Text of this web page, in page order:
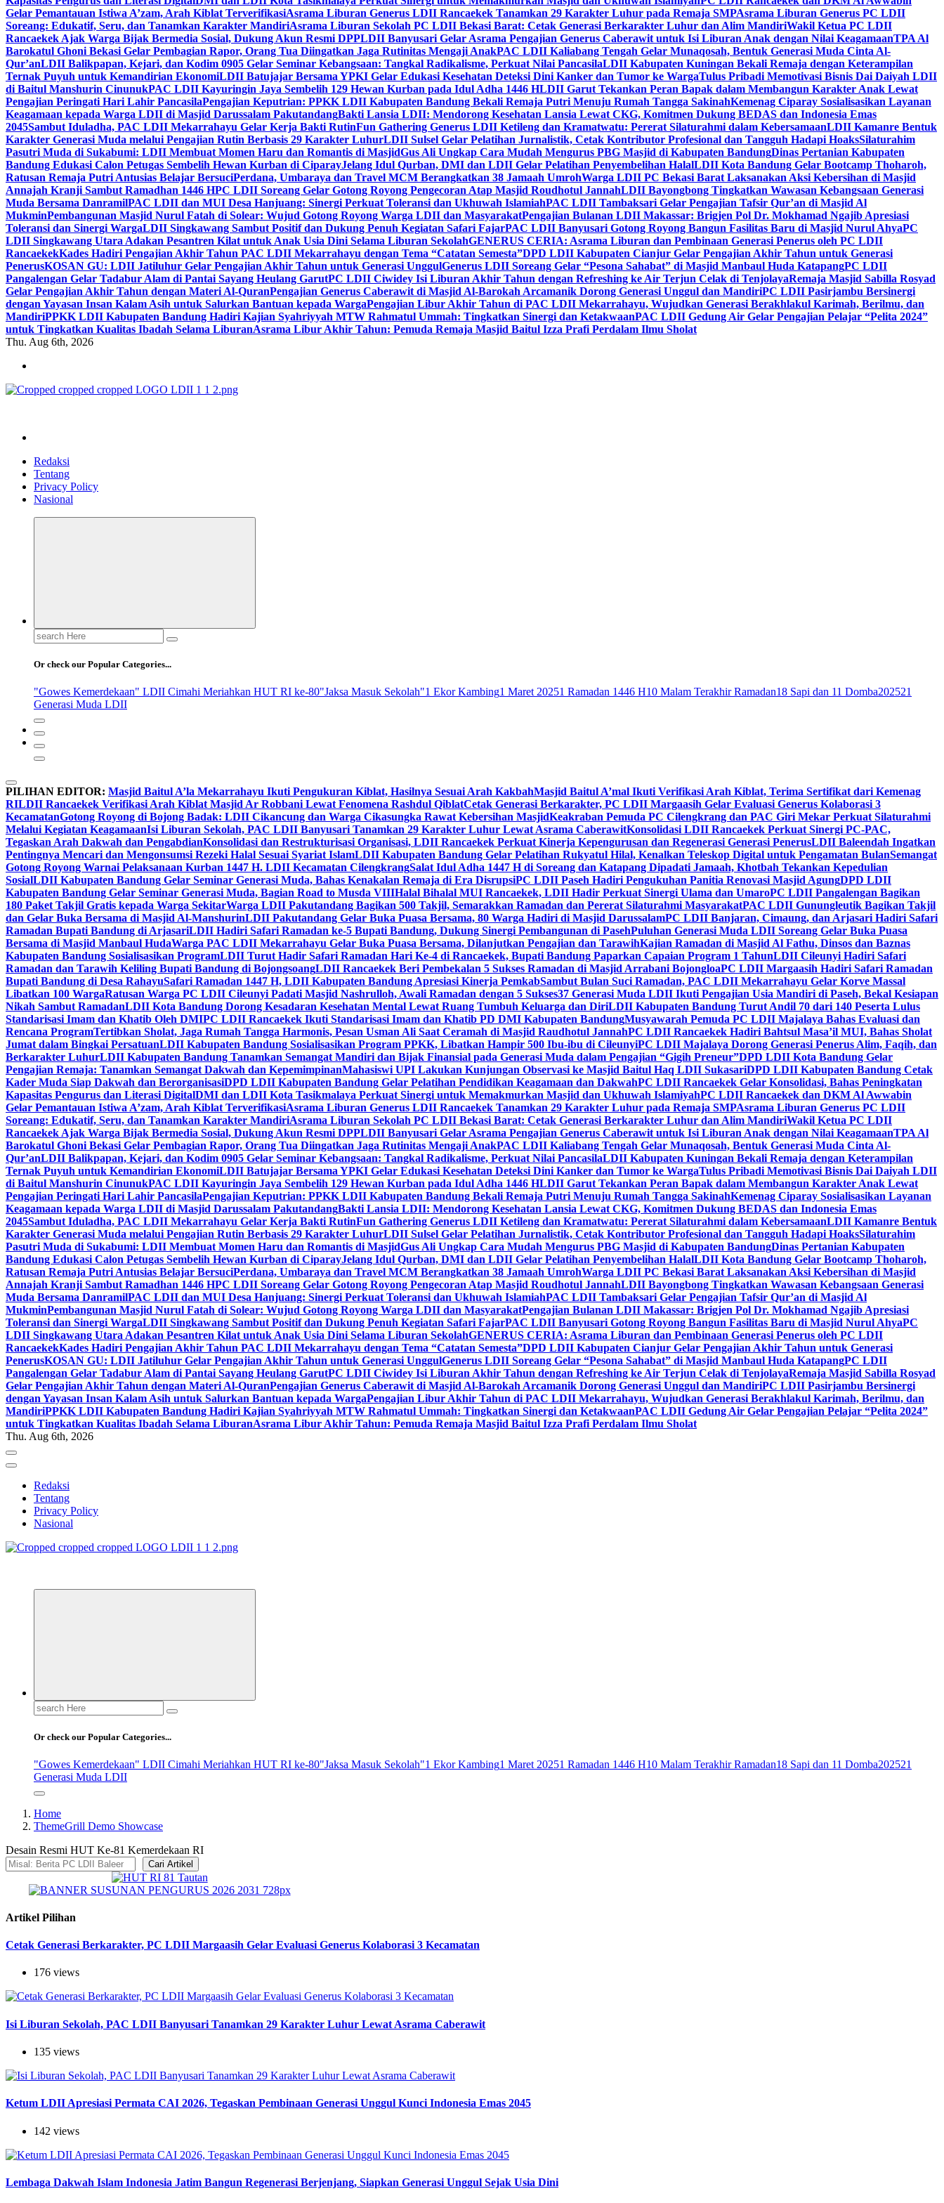
Gelar Pemantauan Istiwa A’zam, Arah Kiblat TerverifikasiAsrama Liburan Generus LDII Rancaekek Tanamkan 29 Karakter Luhur pada Remaja SMPAsrama Liburan Generus PC LDII
Soreang: Edukatif, Seru, dan Tanamkan Karakter MandiriAsrama Liburan Sekolah PC LDII Bekasi Barat: Cetak Generasi Berkarakter Luhur dan Alim MandiriWakil Ketua PC LDII
Rancaekek Ajak Warga Bijak Bermedia Sosial, Dukung Akun Resmi DPPLDII Banyusari Gelar Asrama Pengajian Generus Caberawit untuk Isi Liburan Anak dengan Nilai KeagamaanTPA Al
Barokatul Ghoni Bekasi Gelar Pembagian Rapor, Orang Tua Diingatkan Jaga Rutinitas Mengaji AnakPAC LDII Kaliabang Tengah Gelar Munaqosah, Bentuk Generasi Muda Cinta Al-
Qur’anLDII Balikpapan, Kejari, dan Kodim 0905 Gelar Seminar Kebangsaan: Tangkal Radikalisme, Perkuat Nilai PancasilaLDII Kabupaten Kuningan Bekali Remaja dengan Keterampilan
Ternak Puyuh untuk Kemandirian EkonomiLDII Batujajar Bersama YPKI Gelar Edukasi Kesehatan Deteksi Dini Kanker dan Tumor ke WargaTulus Pribadi Memotivasi Bisnis Dai Daiyah LDII
di Baitul Manshurin CinunukPAC LDII Kayuringin Jaya Sembelih 129 Hewan Kurban pada Idul Adha 1446 HLDII Garut Tekankan Peran Bapak dalam Membangun Karakter Anak Lewat
Pengajian Peringati Hari Lahir PancasilaPengajian Keputrian: PPKK LDII Kabupaten Bandung Bekali Remaja Putri Menuju Rumah Tangga SakinahKemenag Ciparay Sosialisasikan Layanan
Keagamaan kepada Warga LDII di Masjid Darussalam PakutandangBakti Lansia LDII: Mendorong Kesehatan Lansia Lewat CKG, Komitmen Dukung BEDAS dan Indonesia Emas
2045Sambut Iduladha, PAC LDII Mekarrahayu Gelar Kerja Bakti RutinFun Gathering Generus LDII Ketileng dan Kramatwatu: Pererat Silaturahmi dalam KebersamaanLDII Kamanre Bentuk
Karakter Generasi Muda melalui Pengajian Rutin Berbasis 29 Karakter LuhurLDII Sulsel Gelar Pelatihan Jurnalistik, Cetak Kontributor Profesional dan Tangguh Hadapi HoaksSilaturahim
Pasutri Muda di Sukabumi: LDII Membuat Momen Haru dan Romantis di MasjidGus Ali Ungkap Cara Mudah Mengurus PBG Masjid di Kabupaten BandungDinas Pertanian Kabupaten
Bandung Edukasi Calon Petugas Sembelih Hewan Kurban di CiparayJelang Idul Qurban, DMI dan LDII Gelar Pelatihan Penyembelihan HalalLDII Kota Bandung Gelar Bootcamp Thoharoh,
Ratusan Remaja Putri Antusias Belajar BersuciPerdana, Umbaraya dan Travel MCM Berangkatkan 38 Jamaah UmrohWarga LDII PC Bekasi Barat Laksanakan Aksi Kebersihan di Masjid
Annajah Kranji Sambut Ramadhan 1446 HPC LDII Soreang Gelar Gotong Royong Pengecoran Atap Masjid Roudhotul JannahLDII Bayongbong Tingkatkan Wawasan Kebangsaan Generasi
Muda Bersama DanramilPAC LDII dan MUI Desa Hanjuang: Sinergi Perkuat Toleransi dan Ukhuwah IslamiahPAC LDII Tambaksari Gelar Pengajian Tafsir Qur’an di Masjid Al
MukminPembangunan Masjid Nurul Fatah di Solear: Wujud Gotong Royong Warga LDII dan MasyarakatPengajian Bulanan LDII Makassar: Brigjen Pol Dr. Mokhamad Ngajib Apresiasi
Toleransi dan Sinergi WargaLDII Singkawang Sambut Positif dan Dukung Penuh Kegiatan Safari FajarPAC LDII Banyusari Gotong Royong Bangun Fasilitas Baru di Masjid Nurul AhyaPC
LDII Singkawang Utara Adakan Pesantren Kilat untuk Anak Usia Dini Selama Liburan SekolahGENERUS CERIA: Asrama Liburan dan Pembinaan Generasi Penerus oleh PC LDII
RancaekekKades Hadiri Pengajian Akhir Tahun PAC LDII Mekarrahayu dengan Tema “Catatan Semesta”DPD LDII Kabupaten Cianjur Gelar Pengajian Akhir Tahun untuk Generasi
PenerusKOSAN GU: LDII Jatiluhur Gelar Pengajian Akhir Tahun untuk Generasi UnggulGenerus LDII Soreang Gelar “Pesona Sahabat” di Masjid Manbaul Huda KatapangPC LDII
Pangalengan Gelar Tadabur Alam di Pantai Sayang Heulang GarutPC LDII Ciwidey Isi Liburan Akhir Tahun dengan Refreshing ke Air Terjun Celak di TenjolayaRemaja Masjid Sabilla Rosyad
Gelar Pengajian Akhir Tahun dengan Materi Al-QuranPengajian Generus Caberawit di Masjid Al-Barokah Arcamanik Dorong Generasi Unggul dan MandiriPC LDII Pasirjambu Bersinergi
dengan Yayasan Insan Kalam Asih untuk Salurkan Bantuan kepada WargaPengajian Libur Akhir Tahun di PAC LDII Mekarrahayu, Wujudkan Generasi Berakhlakul Karimah, Berilmu, dan
MandiriPPKK LDII Kabupaten Bandung Hadiri Kajian Syahriyyah MTW Rahmatul Ummah: Tingkatkan Sinergi dan KetakwaanPAC LDII Gedung Air Gelar Pengajian Pelajar “Pelita 2024”
untuk Tingkatkan Kualitas Ibadah Selama LiburanAsrama Libur Akhir Tahun: Pemuda Remaja Masjid Baitul Izza Prafi Perdalam Ilmu Sholat
Thu. Aug 6th, 2026
Redaksi
Tentang
Privacy Policy
Nasional
Search
for:
Or check our Popular Categories...
"Gowes Kemerdekaan" LDII Cimahi Meriahkan HUT RI ke-80"Jaksa Masuk Sekolah"1 Ekor Kambing1 Maret 20251 Ramadan 1446 H10 Malam Terakhir Ramadan18 Sapi dan 11 Domba202521
Generasi Muda LDII
PILIHAN EDITOR: Masjid Baitul A’la Mekarrahayu Ikuti Pengukuran Kiblat, Hasilnya Sesuai Arah KakbahMasjid Baitul A’mal Ikuti Verifikasi Arah Kiblat, Terima Sertifikat dari Kemenag
RILDII Rancaekek Verifikasi Arah Kiblat Masjid Ar Robbani Lewat Fenomena Rashdul QiblatCetak Generasi Berkarakter, PC LDII Margaasih Gelar Evaluasi Generus Kolaborasi 3
KecamatanGotong Royong di Bojong Badak: LDII Cikancung dan Warga Cikasungka Rawat Kebersihan MasjidKeakraban Pemuda PC Cilengkrang dan PAC Giri Mekar Perkuat Silaturahmi
Melalui Kegiatan KeagamaanIsi Liburan Sekolah, PAC LDII Banyusari Tanamkan 29 Karakter Luhur Lewat Asrama CaberawitKonsolidasi LDII Rancaekek Perkuat Sinergi PC-PAC,
Tegaskan Arah Dakwah dan PengabdianKonsolidasi dan Restrukturisasi Organisasi, LDII Rancaekek Perkuat Kinerja Kepengurusan dan Regenerasi Generasi PenerusLDII Baleendah Ingatkan
Pentingnya Mencari dan Mengonsumsi Rezeki Halal Sesuai Syariat IslamLDII Kabupaten Bandung Gelar Pelatihan Rukyatul Hilal, Kenalkan Teleskop Digital untuk Pengamatan BulanSemangat
Gotong Royong Warnai Pelaksanaan Kurban 1447 H. LDII Kecamatan CilengkrangSalat Idul Adha 1447 H di Soreang dan Katapang Dipadati Jamaah, Khotbah Tekankan Kepedulian
SosialLDII Kabupaten Bandung Gelar Seminar Generasi Muda, Bahas Kenakalan Remaja di Era DisrupsiPC LDII Paseh Hadiri Pengukuhan Panitia Renovasi Masjid AgungDPD LDII
Kabupaten Bandung Gelar Seminar Generasi Muda, Bagian Road to Musda VIIIHalal Bihalal MUI Rancaekek, LDII Hadir Perkuat Sinergi Ulama dan UmaroPC LDII Pangalengan Bagikan
180 Paket Takjil Gratis kepada Warga SekitarWarga LDII Pakutandang Bagikan 500 Takjil, Semarakkan Ramadan dan Pererat Silaturahmi MasyarakatPAC LDII Gunungleutik Bagikan Takjil
dan Gelar Buka Bersama di Masjid Al-ManshurinLDII Pakutandang Gelar Buka Puasa Bersama, 80 Warga Hadiri di Masjid DarussalamPC LDII Banjaran, Cimaung, dan Arjasari Hadiri Safari
Ramadan Bupati Bandung di ArjasariLDII Hadiri Safari Ramadan ke-5 Bupati Bandung, Dukung Sinergi Pembangunan di PasehPuluhan Generasi Muda LDII Soreang Gelar Buka Puasa
Bersama di Masjid Manbaul HudaWarga PAC LDII Mekarrahayu Gelar Buka Puasa Bersama, Dilanjutkan Pengajian dan TarawihKajian Ramadan di Masjid Al Fathu, Dinsos dan Baznas
Kabupaten Bandung Sosialisasikan ProgramLDII Turut Hadir Safari Ramadan Hari Ke-4 di Rancaekek, Bupati Bandung Paparkan Capaian Program 1 TahunLDII Cileunyi Hadiri Safari
Ramadan dan Tarawih Keliling Bupati Bandung di BojongsoangLDII Rancaekek Beri Pembekalan 5 Sukses Ramadan di Masjid Arrabani BojongloaPC LDII Margaasih Hadiri Safari Ramadan
Bupati Bandung di Desa RahayuSafari Ramadan 1447 H, LDII Kabupaten Bandung Apresiasi Kinerja PemkabSambut Bulan Suci Ramadan, PAC LDII Mekarrahayu Gelar Korve Massal
Libatkan 100 WargaRatusan Warga PC LDII Cileunyi Padati Masjid Nashrulloh, Awali Ramadan dengan 5 Sukses37 Generasi Muda LDII Ikuti Pengajian Usia Mandiri di Paseh, Bekal Kesiapan
Nikah Sambut RamadanLDII Kota Bandung Dorong Kesadaran Kesehatan Mental Lewat Ruang Tumbuh Keluarga dan DiriLDII Kabupaten Bandung Turut Andil 70 dari 140 Peserta Lulus
Standarisasi Imam dan Khatib Oleh DMIPC LDII Rancaekek Ikuti Standarisasi Imam dan Khatib PD DMI Kabupaten BandungMusyawarah Pemuda PC LDII Majalaya Bahas Evaluasi dan
Rencana ProgramTertibkan Sholat, Jaga Rumah Tangga Harmonis, Pesan Usman Ali Saat Ceramah di Masjid Raudhotul JannahPC LDII Rancaekek Hadiri Bahtsul Masa’il MUI, Bahas Sholat
Jumat dalam Bingkai PersatuanLDII Kabupaten Bandung Sosialisasikan Program PPKK, Libatkan Hampir 500 Ibu-ibu di CileunyiPC LDII Majalaya Dorong Generasi Penerus Alim, Faqih, dan
Berkarakter LuhurLDII Kabupaten Bandung Tanamkan Semangat Mandiri dan Bijak Finansial pada Generasi Muda dalam Pengajian “Gigih Preneur”DPD LDII Kota Bandung Gelar
Pengajian Remaja: Tanamkan Semangat Dakwah dan KepemimpinanMahasiswi UPI Lakukan Kunjungan Observasi ke Masjid Baitul Haq LDII SukasariDPD LDII Kabupaten Bandung Cetak
Kader Muda Siap Dakwah dan BerorganisasiDPD LDII Kabupaten Bandung Gelar Pelatihan Pendidikan Keagamaan dan DakwahPC LDII Rancaekek Gelar Konsolidasi, Bahas Peningkatan
Kapasitas Pengurus dan Literasi DigitalDMI dan LDII Kota Tasikmalaya Perkuat Sinergi untuk Memakmurkan Masjid dan Ukhuwah IslamiyahPC LDII Rancaekek dan DKM Al Awwabin
Gelar Pemantauan Istiwa A’zam, Arah Kiblat TerverifikasiAsrama Liburan Generus LDII Rancaekek Tanamkan 29 Karakter Luhur pada Remaja SMPAsrama Liburan Generus PC LDII
Soreang: Edukatif, Seru, dan Tanamkan Karakter MandiriAsrama Liburan Sekolah PC LDII Bekasi Barat: Cetak Generasi Berkarakter Luhur dan Alim MandiriWakil Ketua PC LDII
Rancaekek Ajak Warga Bijak Bermedia Sosial, Dukung Akun Resmi DPPLDII Banyusari Gelar Asrama Pengajian Generus Caberawit untuk Isi Liburan Anak dengan Nilai KeagamaanTPA Al
Barokatul Ghoni Bekasi Gelar Pembagian Rapor, Orang Tua Diingatkan Jaga Rutinitas Mengaji AnakPAC LDII Kaliabang Tengah Gelar Munaqosah, Bentuk Generasi Muda Cinta Al-
Qur’anLDII Balikpapan, Kejari, dan Kodim 0905 Gelar Seminar Kebangsaan: Tangkal Radikalisme, Perkuat Nilai PancasilaLDII Kabupaten Kuningan Bekali Remaja dengan Keterampilan
Ternak Puyuh untuk Kemandirian EkonomiLDII Batujajar Bersama YPKI Gelar Edukasi Kesehatan Deteksi Dini Kanker dan Tumor ke WargaTulus Pribadi Memotivasi Bisnis Dai Daiyah LDII
di Baitul Manshurin CinunukPAC LDII Kayuringin Jaya Sembelih 129 Hewan Kurban pada Idul Adha 1446 HLDII Garut Tekankan Peran Bapak dalam Membangun Karakter Anak Lewat
Pengajian Peringati Hari Lahir PancasilaPengajian Keputrian: PPKK LDII Kabupaten Bandung Bekali Remaja Putri Menuju Rumah Tangga SakinahKemenag Ciparay Sosialisasikan Layanan
Keagamaan kepada Warga LDII di Masjid Darussalam PakutandangBakti Lansia LDII: Mendorong Kesehatan Lansia Lewat CKG, Komitmen Dukung BEDAS dan Indonesia Emas
2045Sambut Iduladha, PAC LDII Mekarrahayu Gelar Kerja Bakti RutinFun Gathering Generus LDII Ketileng dan Kramatwatu: Pererat Silaturahmi dalam KebersamaanLDII Kamanre Bentuk
Karakter Generasi Muda melalui Pengajian Rutin Berbasis 29 Karakter LuhurLDII Sulsel Gelar Pelatihan Jurnalistik, Cetak Kontributor Profesional dan Tangguh Hadapi HoaksSilaturahim
Pasutri Muda di Sukabumi: LDII Membuat Momen Haru dan Romantis di MasjidGus Ali Ungkap Cara Mudah Mengurus PBG Masjid di Kabupaten BandungDinas Pertanian Kabupaten
Bandung Edukasi Calon Petugas Sembelih Hewan Kurban di CiparayJelang Idul Qurban, DMI dan LDII Gelar Pelatihan Penyembelihan HalalLDII Kota Bandung Gelar Bootcamp Thoharoh,
Ratusan Remaja Putri Antusias Belajar BersuciPerdana, Umbaraya dan Travel MCM Berangkatkan 38 Jamaah UmrohWarga LDII PC Bekasi Barat Laksanakan Aksi Kebersihan di Masjid
Annajah Kranji Sambut Ramadhan 1446 HPC LDII Soreang Gelar Gotong Royong Pengecoran Atap Masjid Roudhotul JannahLDII Bayongbong Tingkatkan Wawasan Kebangsaan Generasi
Muda Bersama DanramilPAC LDII dan MUI Desa Hanjuang: Sinergi Perkuat Toleransi dan Ukhuwah IslamiahPAC LDII Tambaksari Gelar Pengajian Tafsir Qur’an di Masjid Al
MukminPembangunan Masjid Nurul Fatah di Solear: Wujud Gotong Royong Warga LDII dan MasyarakatPengajian Bulanan LDII Makassar: Brigjen Pol Dr. Mokhamad Ngajib Apresiasi
Toleransi dan Sinergi WargaLDII Singkawang Sambut Positif dan Dukung Penuh Kegiatan Safari FajarPAC LDII Banyusari Gotong Royong Bangun Fasilitas Baru di Masjid Nurul AhyaPC
LDII Singkawang Utara Adakan Pesantren Kilat untuk Anak Usia Dini Selama Liburan SekolahGENERUS CERIA: Asrama Liburan dan Pembinaan Generasi Penerus oleh PC LDII
RancaekekKades Hadiri Pengajian Akhir Tahun PAC LDII Mekarrahayu dengan Tema “Catatan Semesta”DPD LDII Kabupaten Cianjur Gelar Pengajian Akhir Tahun untuk Generasi
PenerusKOSAN GU: LDII Jatiluhur Gelar Pengajian Akhir Tahun untuk Generasi UnggulGenerus LDII Soreang Gelar “Pesona Sahabat” di Masjid Manbaul Huda KatapangPC LDII
Pangalengan Gelar Tadabur Alam di Pantai Sayang Heulang GarutPC LDII Ciwidey Isi Liburan Akhir Tahun dengan Refreshing ke Air Terjun Celak di TenjolayaRemaja Masjid Sabilla Rosyad
Gelar Pengajian Akhir Tahun dengan Materi Al-QuranPengajian Generus Caberawit di Masjid Al-Barokah Arcamanik Dorong Generasi Unggul dan MandiriPC LDII Pasirjambu Bersinergi
dengan Yayasan Insan Kalam Asih untuk Salurkan Bantuan kepada WargaPengajian Libur Akhir Tahun di PAC LDII Mekarrahayu, Wujudkan Generasi Berakhlakul Karimah, Berilmu, dan
MandiriPPKK LDII Kabupaten Bandung Hadiri Kajian Syahriyyah MTW Rahmatul Ummah: Tingkatkan Sinergi dan KetakwaanPAC LDII Gedung Air Gelar Pengajian Pelajar “Pelita 2024”
untuk Tingkatkan Kualitas Ibadah Selama LiburanAsrama Libur Akhir Tahun: Pemuda Remaja Masjid Baitul Izza Prafi Perdalam Ilmu Sholat
Thu. Aug 6th, 2026
Redaksi
Tentang
Privacy Policy
Nasional
Search
for:
Or check our Popular Categories...
"Gowes Kemerdekaan" LDII Cimahi Meriahkan HUT RI ke-80"Jaksa Masuk Sekolah"1 Ekor Kambing1 Maret 20251 Ramadan 1446 H10 Malam Terakhir Ramadan18 Sapi dan 11 Domba202521
Generasi Muda LDII
Home
ThemeGrill Demo Showcase
Desain Resmi HUT Ke-81 Kemerdekaan RI
Cari Artikel
Artikel Pilihan
Cetak Generasi Berkarakter, PC LDII Margaasih Gelar Evaluasi Generus Kolaborasi 3 Kecamatan
176 views
Isi Liburan Sekolah, PAC LDII Banyusari Tanamkan 29 Karakter Luhur Lewat Asrama Caberawit
135 views
Ketum LDII Apresiasi Permata CAI 2026, Tegaskan Pembinaan Generasi Unggul Kunci Indonesia Emas 2045
142 views
Lembaga Dakwah Islam Indonesia Jatim Bangun Regenerasi Berjenjang, Siapkan Generasi Unggul Sejak Usia Dini